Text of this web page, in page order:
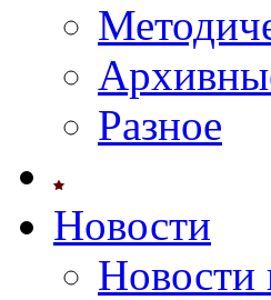
Разное
Новости
Новости